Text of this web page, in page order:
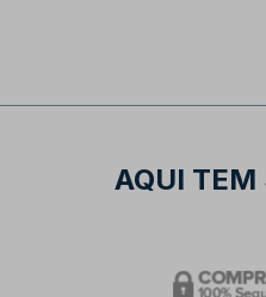
AQUI TEM